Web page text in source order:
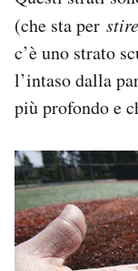
(che sta per
c’è uno strato
l’intaso dalla
più profondo e